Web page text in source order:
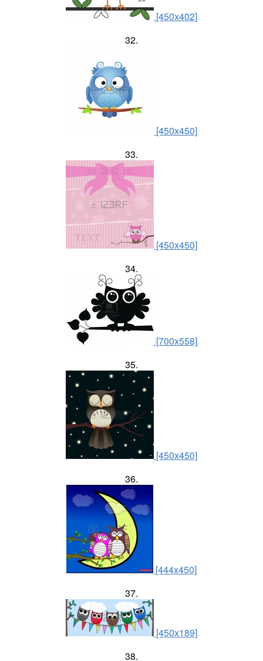
[450x402]
32.
[450x450]
33.
[450x450]
34.
[700x558]
35.
[450x450]
36.
[444x450]
37.
[450x189]
38.